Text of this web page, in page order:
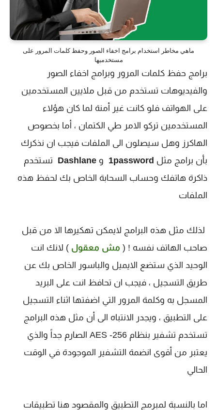
ماهي مخاطر استخدام برامج اخفاء الصور وحفظ كلمات المرور على
مستخدميها
برامج حفظ كلمات المرور وبرامج اخفاء الصور
والفيديوهات تستخدم من قبل ملايين المستخدمين
على الهواتف فلو كانت غير أمنة لما كان هؤلاء
المستخدمين تركو الامر طي الكتمان ، أما بخصوص
الهاكرز وهل سيصلون الى الملفات فيجب ان نذكرك
بأن برامج مثل 1password و Dashlane تستخدم
ذاكرة هاتفك وحساب السحابة الخاص بك لحفظ هذه
الملفات
لذلك مثل هذه البرامج لايمكن تهكيرها الا من قبل
صاحب الهاتف نفسه ! ( مش معقول ) لانك انت
الوحيد الذي ستضع الايميل والباسور الخاص بك عن
طريق التسجيل ، فيجب ان تحافظ انت على البريد
المسجل به وكلمة المرور التي اضفتها اثناء التسجيل
على التطبيق ، ويجدر الانتباه الى أن مثل هذه البرامج
تستخدم تشفير بنظام AES -256 الصارم جداً والذي
يعتبر من أقوى انضمة التشفير الموجودة في الوقت
الحالي
اما بالنسبة لمبرمج التطبيق والمقصود هنا تطبيقات